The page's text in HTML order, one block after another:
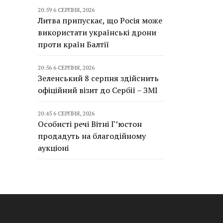
20:59 6 СЕРПНЯ, 2026
Литва припускає, що Росія може
використати українські дрони
проти країн Балтії
20:56 6 СЕРПНЯ, 2026
Зеленський 8 серпня здійснить
офіційний візит до Сербії – ЗМІ
20:45 6 СЕРПНЯ, 2026
Особисті речі Вітні Г’юстон
продадуть на благодійному
аукціоні